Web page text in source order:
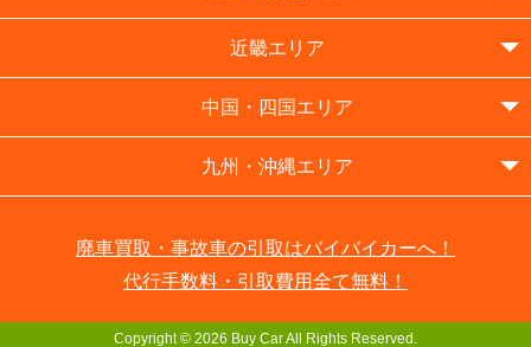
近畿エリア
中国・四国エリア
九州・沖縄エリア
廃車買取・事故車の引取はバイバイカーへ！
代行手数料・引取費用全て無料！
Copyright © 2026 Buy Car All Rights Reserved.